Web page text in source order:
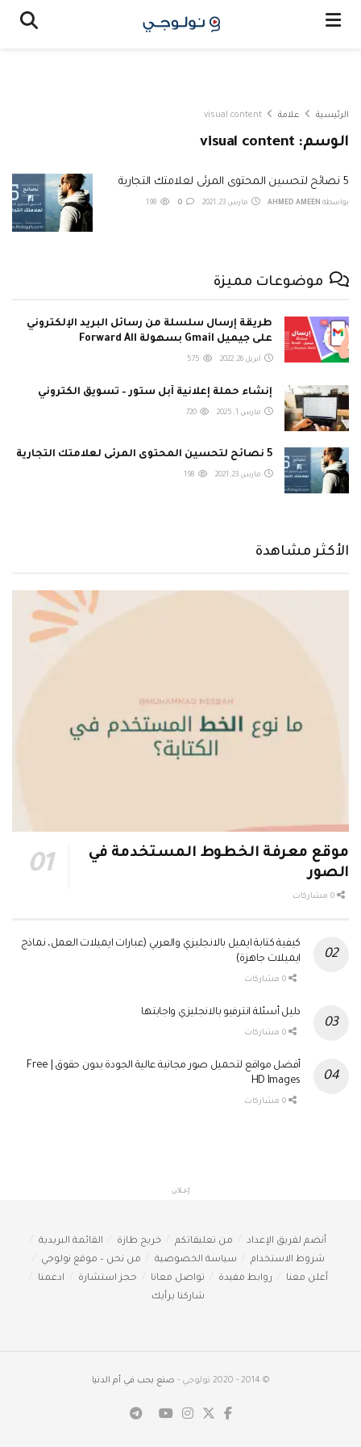
الرئيسية علامة visual content
الوسم:visual content
5 نصائح لتحسين المحتوى المرئى لعلامتك التجارية
بواسطة AHMED AMEEN مارس 23, 2021
موضوعات مميزة
طريقة إرسال سلسلة من رسائل البريد الإلكتروني
على جيميل Gmail بسهولة Forward All
أبريل 26, 2022
إنشاء حملة إعلانية آبل ستور – تسويق الكتروني
مارس 1, 2025
5 نصائح لتحسين المحتوى المرئى لعلامتك التجارية
مارس 23, 2021
الأكثر مشاهدة
موقع معرفة الخطوط المستخدمة في
الصور
كيفية كتابة ايميل بالانجليزي والعربي (عبارات ايميلات العمل، نماذج
ايميلات جاهزة)
دليل أسئلة انترفيو بالانجليزي واجابتها
أفضل مواقع لتحميل صور مجانية عالية الجودة بدون حقوق | Free
HD Images
إعـلان
أنضم لفريق الإعداد من تعليقاتكم خريج طازة
القائمة البريدية
شروط الاستخدام
سياسة الخصوصية
من نحن – موقع نولوجي
أعلن معنا
روابط مفيدة تواصل معانا حجز استشارة
ادعمنا
شاركنا برأيك
© 2014 - 2020 نولوجي - صنع بحب في أم الدنيا